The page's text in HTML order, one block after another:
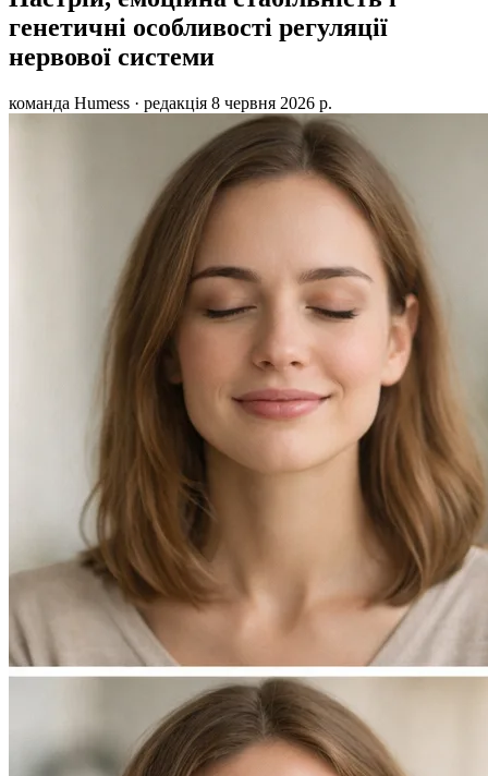
генетичні особливості регуляції
нервової системи
команда Humess · редакція 8 червня 2026 р.